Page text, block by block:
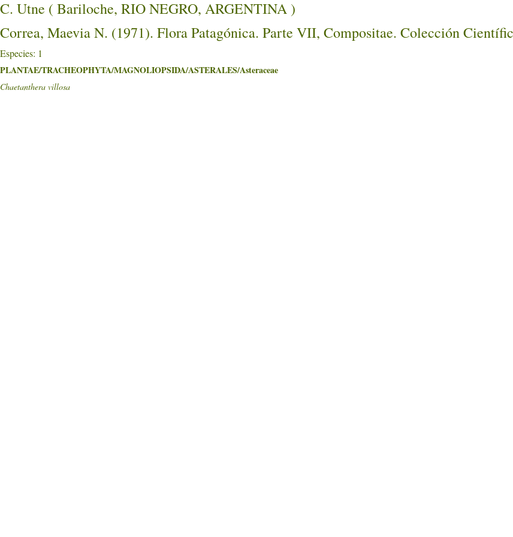
C. Utne ( Bariloche, RIO NEGRO, ARGENTINA )
Correa, Maevia N. (1971). Flora Patagónica. Parte VII, Compositae. Colección
Especies: 1
PLANTAE/TRACHEOPHYTA/MAGNOLIOPSIDA/ASTERALES/Asteraceae
Chaetanthera villosa